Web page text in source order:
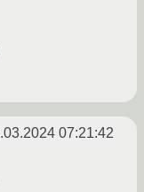
07:21:42